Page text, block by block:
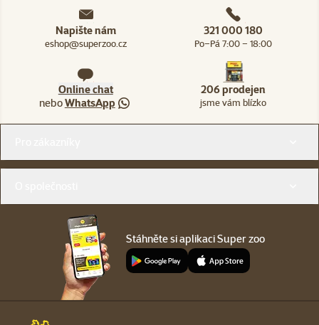
Napište nám
eshop@superzoo.cz
321 000 180
Po–Pá 7:00 – 18:00
Online chat
neboWhatsApp
206 prodejen
jsme vám blízko
Stáhněte si aplikaci Super zoo